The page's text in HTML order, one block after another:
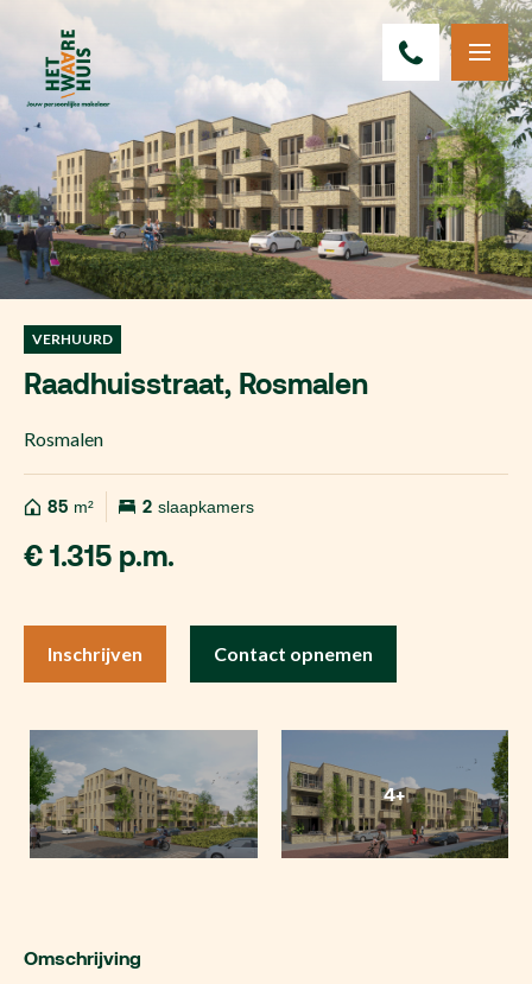
VERHUURD
Raadhuisstraat, Rosmalen
Rosmalen
85 m² 2 slaapkamers
€ 1.315 p.m.
Inschrijven Contact opnemen
4+
Omschrijving